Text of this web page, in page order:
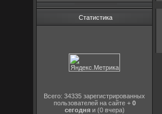
Статистика
Всего: 34335 зарегистрированных
пользователей на сайте + 0
сегодняи (0 вчера)